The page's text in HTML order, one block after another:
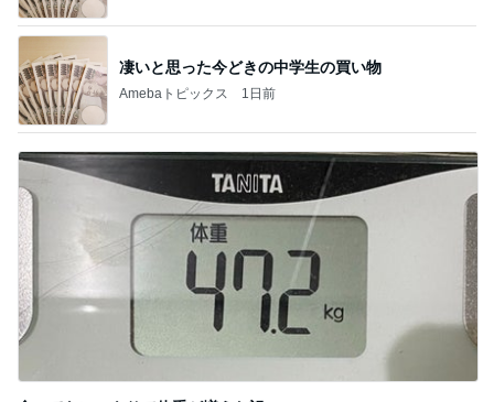
凄いと思った今どきの中学生の買い物
Amebaトピックス 1日前